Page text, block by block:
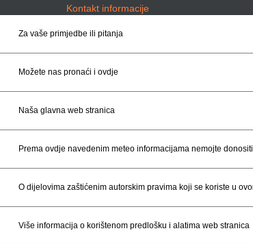
Kontakt informacije
Za vaše primjedbe ili pitanja
Možete nas pronaći i ovdje
Naša glavna web stranica
Prema ovdje navedenim meteo informacijama nemojte
O dijelovima zaštićenim autorskim pravima koji se koriste u
Više informacija o korištenom predlošku i alatima web stranica